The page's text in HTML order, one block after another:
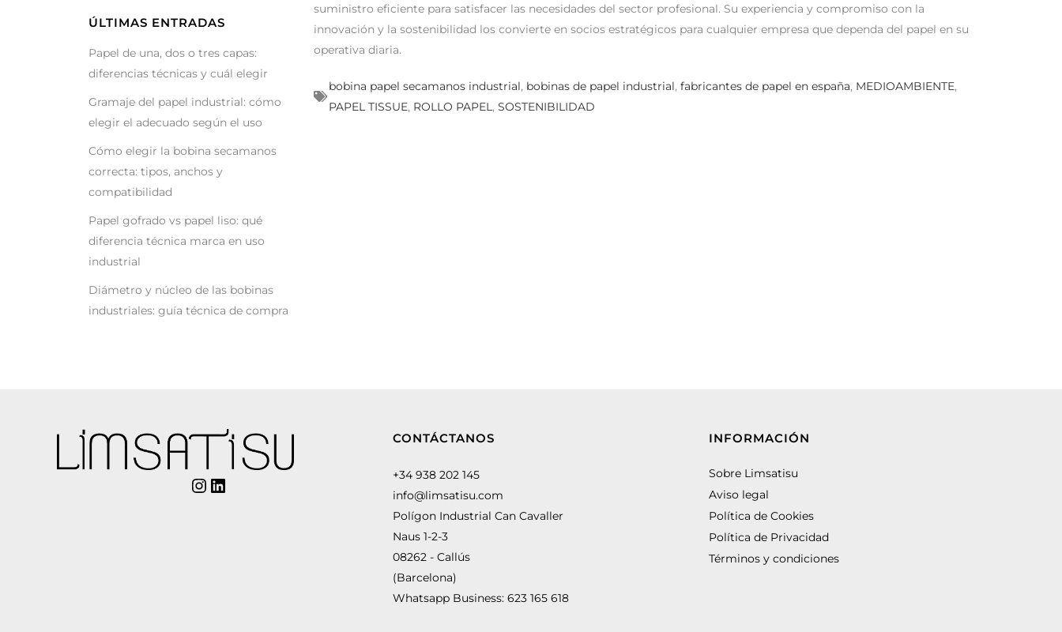
ÚLTIMAS ENTRADAS
Papel de una, dos o tres capas:
diferencias técnicas y cuál elegir
Gramaje del papel industrial: cómo
elegir el adecuado según el uso
Cómo elegir la bobina secamanos
correcta: tipos, anchos y
compatibilidad
Papel gofrado vs papel liso: qué
diferencia técnica marca en uso
industrial
Diámetro y núcleo de las bobinas
industriales: guía técnica de compra
suministro eficiente para satisfacer las necesidades del sector profesional. Su experiencia y compromiso con la
innovación y la sostenibilidad los convierte en socios estratégicos para cualquier empresa que dependa del papel en su
operativa diaria.
bobina papel secamanos industrial, bobinas de papel industrial, fabricantes de papel en españa, MEDIOAMBIENTE,
PAPEL TISSUE, ROLLO PAPEL, SOSTENIBILIDAD
CONTÁCTANOS
+34 938 202 145
info@limsatisu.com
Polígon Industrial Can Cavaller
Naus 1-2-3
08262 - Callús
(Barcelona)
Whatsapp Business: 623 165 618
INFORMACIÓN
Sobre Limsatisu
Aviso legal
Política de Cookies
Política de Privacidad
Términos y condiciones